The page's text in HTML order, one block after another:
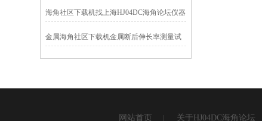
海角社区下载机找上海HJ04DC海角论坛仪器
金属海角社区下载机金属断后伸长率测量试
网站首页 关于HJ04DC海角论坛